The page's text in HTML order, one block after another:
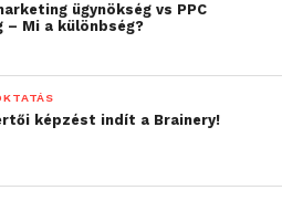
ügynökség vs PPC
– Mi a különbség?
képzést indít a Brainery!